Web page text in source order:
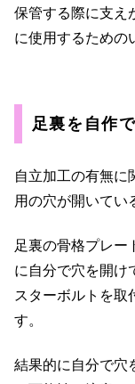
保管する際に支え
に使用するための
足裏を自作
自立加工の有無に
用の穴が開いてい
足裏の骨格プレー
に自分で穴を開け
スターボルトを取
す。
結果的に自分で穴